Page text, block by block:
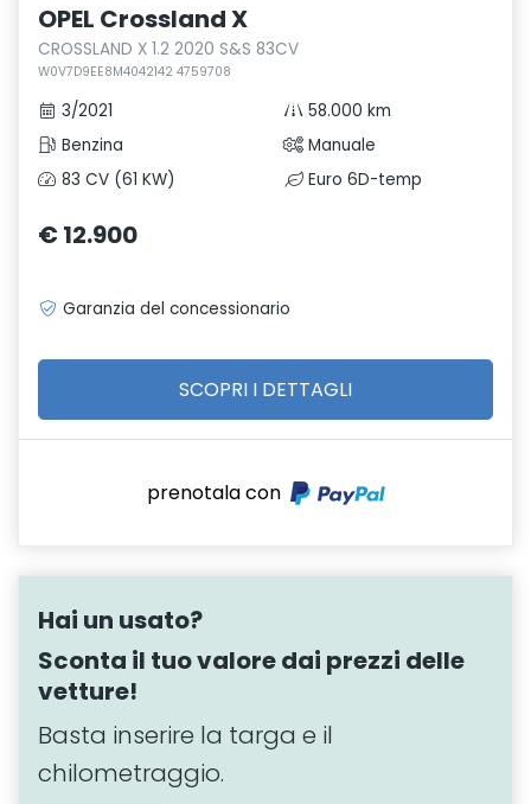
OPEL Crossland X
CROSSLAND X 1.2 2020 S&S 83CV
W0V7D9EE8M4042142 4759708
3/2021
58.000 km
Benzina
Manuale
83 CV (61 KW)
Euro 6D-temp
€ 12.900
Garanzia del concessionario
SCOPRI I DETTAGLI
prenotala con
Hai un usato?
Sconta il tuo valore dai prezzi delle
vetture!
Basta inserire la targa e il
chilometraggio.